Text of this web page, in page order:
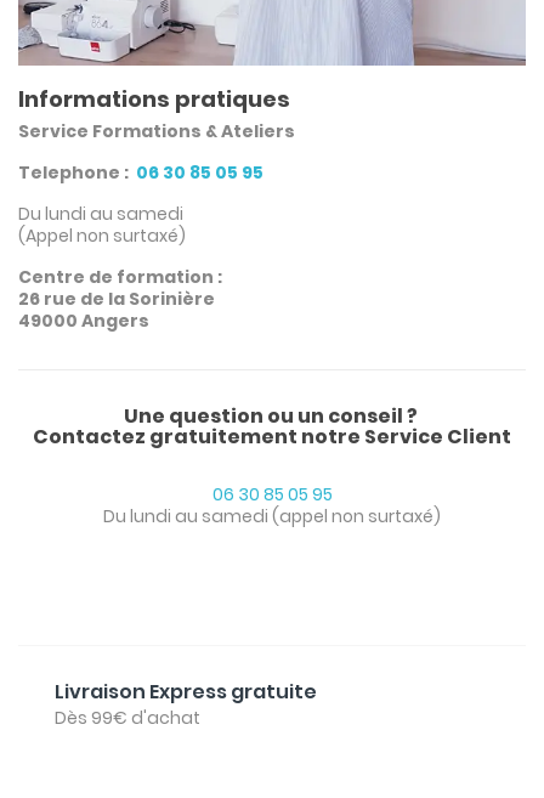
Informations pratiques
Service Formations & Ateliers
Telephone : 06 30 85 05 95
Du lundi au samedi
(Appel non surtaxé)
Centre de formation :
26 rue de la Sorinière
49000 Angers
Une question ou un conseil ?
Contactez gratuitement notre Service Client
06 30 85 05 95
Du lundi au samedi (appel non surtaxé)
Livraison Express gratuite
Dès 99€ d'achat